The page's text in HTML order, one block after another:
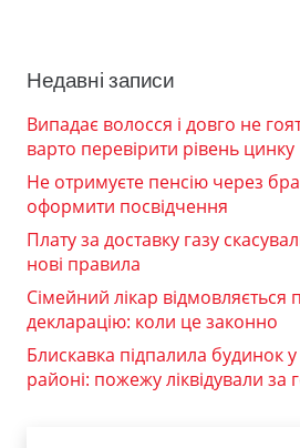
Недавні записи
Випадає волосся і довго не
варто перевірити рівень цинку
Не отримуєте пенсію через
оформити посвідчення
Плату за доставку газу
нові правила
Сімейний лікар відмовляється
декларацію: коли це законно
Блискавка підпалила будинок
районі: пожежу ліквідували за